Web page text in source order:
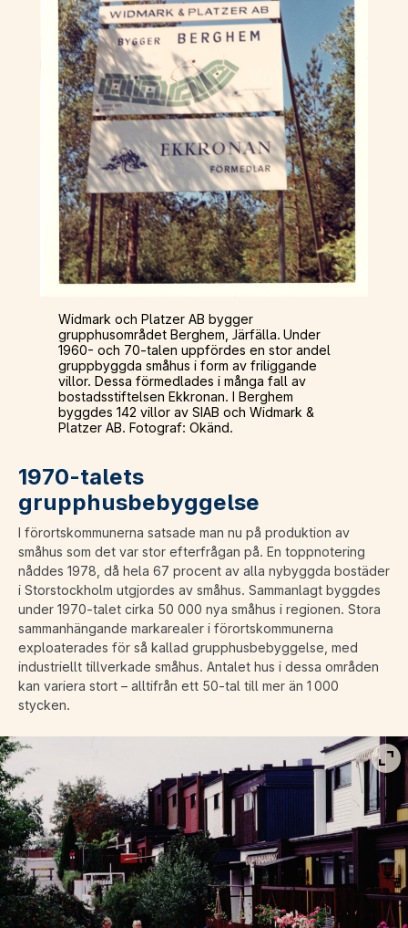
Widmark och Platzer AB bygger
grupphusområdet Berghem, Järfälla. Under
1960- och 70-talen uppfördes en stor andel
gruppbyggda småhus i form av friliggande
villor. Dessa förmedlades i många fall av
bostadsstiftelsen Ekkronan. I Berghem
byggdes 142 villor av SIAB och Widmark &
Platzer AB. Fotograf: Okänd.
1970-talets
grupphusbebyggelse
I förortskommunerna satsade man nu på produktion av
småhus som det var stor efterfrågan på. En toppnotering
nåddes 1978, då hela 67 procent av alla nybyggda bostäder
i Storstockholm utgjordes av småhus. Sammanlagt byggdes
under 1970-talet cirka 50 000 nya småhus i regionen. Stora
sammanhängande markarealer i förortskommunerna
exploaterades för så kallad grupphusbebyggelse, med
industriellt tillverkade småhus. Antalet hus i dessa områden
kan variera stort – alltifrån ett 50-tal till mer än 1 000
stycken.